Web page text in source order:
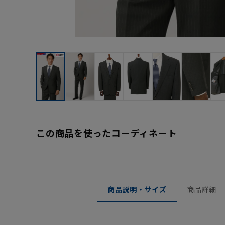
この商品を使ったコーディネート
商品説明・サイズ 商品詳細